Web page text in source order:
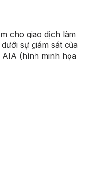
cho giao dịch làm
sự giám sát của
AIA (hình minh họa